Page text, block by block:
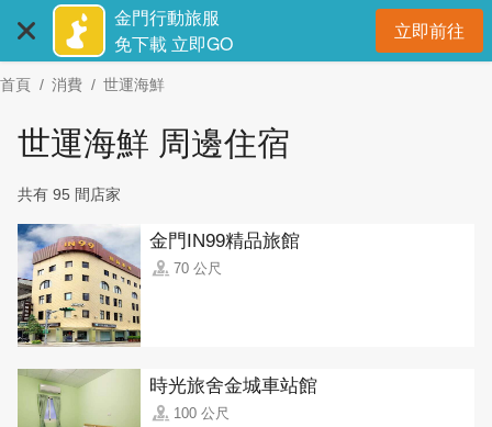
主
要
金門行動旅服
免下載 立即GO
立即前往開
首頁 消費 世運海鮮
世運海鮮 周邊住宿
共有 95 間店家
金門IN99精品旅館
70 公尺
時光旅舍金城車站館
100 公尺